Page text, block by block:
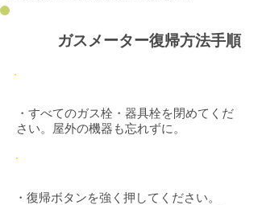
ガスメーター復帰方法手順
・すべてのガス栓・器具栓を閉めてくだ
さい。屋外の機器も忘れずに。
・復帰ボタンを強く押してください。